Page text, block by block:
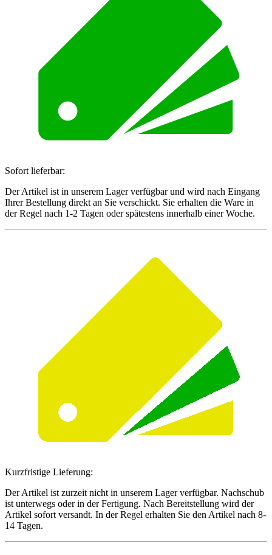
Sofort lieferbar:
Der Artikel ist in unserem Lager verfügbar und wird nach Eingang
Ihrer Bestellung direkt an Sie verschickt. Sie erhalten die Ware in
der Regel nach 1-2 Tagen oder spätestens innerhalb einer Woche.
Kurzfristige Lieferung:
Der Artikel ist zurzeit nicht in unserem Lager verfügbar. Nachschub
ist unterwegs oder in der Fertigung. Nach Bereitstellung wird der
Artikel sofort versandt. In der Regel erhalten Sie den Artikel nach 8-
14 Tagen.